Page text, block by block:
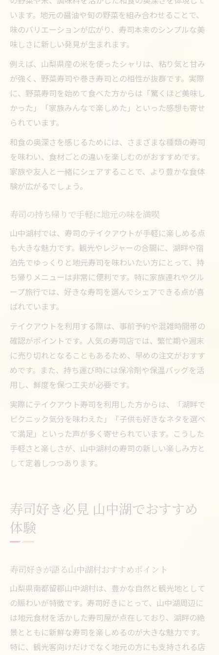
います。地元の醤油や旬の野菜を組み合わせることで、
味のバリエーションが広がり、寿司本来のシンプルな美
味しさに新しい発見が生まれます。
例えば、山梨県産の米を使ったシャリは、粘り気と甘み
が強く、野菜寿司や巻き寿司との相性が抜群です。実際
に、野菜寿司を始めて食べた方からは「驚くほど美味し
かった」「家族みんなで楽しめた」といった感想も寄せ
られています。
和食の奥深さを感じるためには、さまざまな種類の寿司
を味わい、食材ごとの違いを楽しむのがおすすめです。
家族や友人と一緒にシェアすることで、より豊かな食体
験が広がるでしょう。
寿司の持ち帰りで手軽に地元の味を満喫
山中湖村では、寿司のテイクアウトが手軽に楽しめる点
も大きな魅力です。観光やレジャーの合間に、湖畔や宿
泊先でゆっくりと地元寿司を味わいたい方にとって、持
ち帰りメニューは非常に便利です。特に家族連れやグル
ープ旅行では、好きな寿司を選んでシェアできる点が喜
ばれています。
テイクアウトを利用する際は、事前予約や混雑時間帯の
確認がポイントです。人気の寿司店では、繁忙期や週末
に売り切れとなることもあるため、早めの注文がおすす
めです。また、持ち運び時には保冷剤や保温バッグを活
用し、鮮度を保つ工夫が必要です。
実際にテイクアウト寿司を利用した方からは、「湖畔で
ピクニック気分を味わえた」「子供も好きなネタを選べ
て満足」といった声が多く寄せられています。こうした
手軽さと楽しさが、山中湖村の寿司の新しい楽しみ方と
して定着しつつあります。
寿司好き必見 山中湖でおすすめ
体験
寿司好きが語る山中湖村おすすめポイント
山梨県南都留郡山中湖村は、豊かな自然と観光地として
の賑わいが特徴です。寿司好きにとって、山中湖周辺に
は地元食材を活かした寿司屋が点在しており、湖畔の絶
景とともに新鮮な寿司を楽しめるのが大きな魅力です。
特に、観光客向けだけでなく地元の方にも支持される店